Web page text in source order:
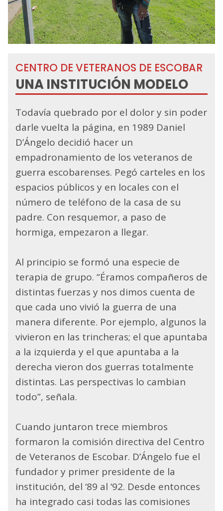
CENTRO DE VETERANOS DE ESCOBAR
UNA INSTITUCIÓN MODELO
Todavía quebrado por el dolor y sin poder
darle vuelta la página, en 1989 Daniel
D’Ángelo decidió hacer un
empadronamiento de los veteranos de
guerra escobarenses. Pegó carteles en los
espacios públicos y en locales con el
número de teléfono de la casa de su
padre. Con resquemor, a paso de
hormiga, empezaron a llegar.
Al principio se formó una especie de
terapia de grupo. “Éramos compañeros de
distintas fuerzas y nos dimos cuenta de
que cada uno vivió la guerra de una
manera diferente. Por ejemplo, algunos la
vivieron en las trincheras; el que apuntaba
a la izquierda y el que apuntaba a la
derecha vieron dos guerras totalmente
distintas. Las perspectivas lo cambian
todo”, señala.
Cuando juntaron trece miembros
formaron la comisión directiva del Centro
de Veteranos de Escobar. D’Ángelo fue el
fundador y primer presidente de la
institución, del ‘89 al ‘92. Desde entonces
ha integrado casi todas las comisiones